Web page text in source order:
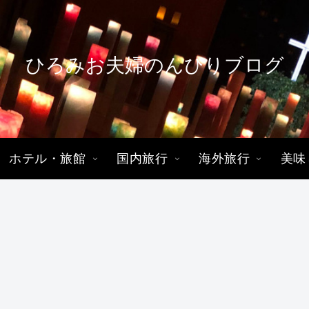
ひろみお夫婦のんびりブログ
ホテル・旅館 国内旅行 海外旅行 美